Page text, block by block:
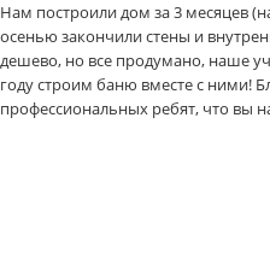
Нам построили дом за 3 месяцев
осенью закончили стены и
дешево, но все продумано, наше
году строим баню вместе с ними!
профессиональных ребят, что вы